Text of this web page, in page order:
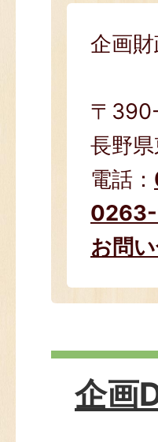
企画
〒
長野
電話：
お問
企画